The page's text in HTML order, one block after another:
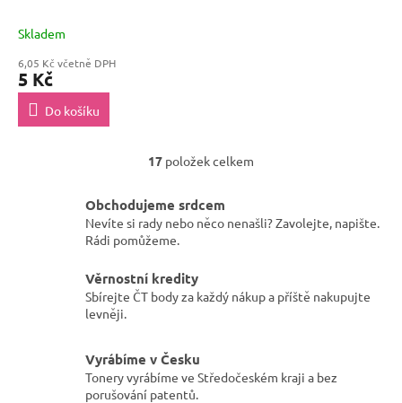
Skladem
6,05 Kč včetně DPH
5 Kč
Do košíku
O
l
á
p
y
17 položek celkem
Obchodujeme srdcem
Nevíte si rady nebo něco nenašli? Zavolejte, napište.
Rádi pomůžeme.
Věrnostní kredity
Sbírejte ČT body za každý nákup a příště nakupujte
levněji.
Vyrábíme v Česku
Tonery vyrábíme ve Středočeském kraji a bez
porušování patentů.